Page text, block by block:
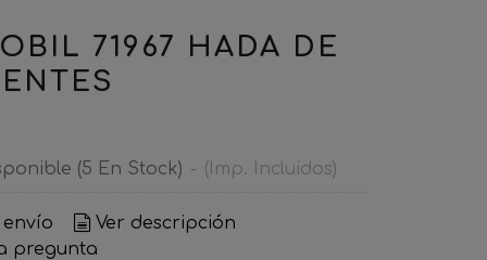
71967 HADA DE
(5 En Stock) - (Imp. Incluidos)
envío
Ver descripción
pregunta